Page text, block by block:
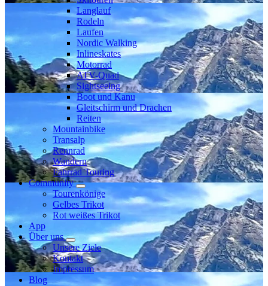
Langlauf
Rodeln
Laufen
Nordic Walking
Inlineskates
Motorrad
ATV-Quad
Sightseeing
Boot und Kanu
Gleitschirm und Drachen
Reiten
Mountainbike
Transalp
Rennrad
Wandern
Fahrrad Touring
Community
Tourenkönige
Gelbes Trikot
Rot weißes Trikot
App
Über uns
Unsere Ziele
Kontakt
Impressum
Blog